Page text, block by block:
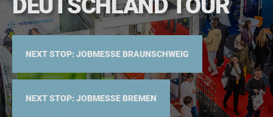
DEUTSCHLAND TOUR
NEXT STOP: JOBMESSE BRAUNSCHWEIG
NEXT STOP: JOBMESSE BREMEN